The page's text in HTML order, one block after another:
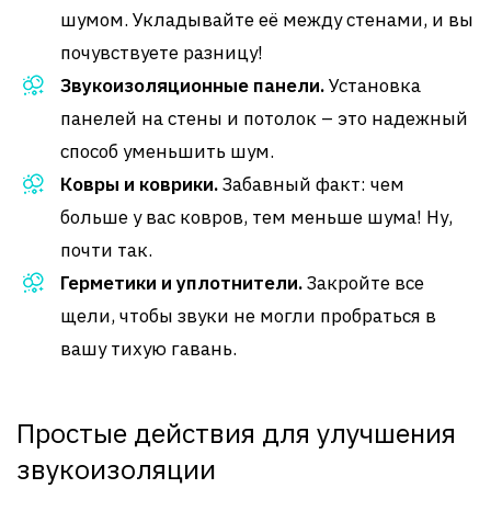
шумом. Укладывайте её между стенами, и вы
почувствуете разницу!
Звукоизоляционные панели.Установка
панелей на стены и потолок – это надежный
способ уменьшить шум.
Ковры и коврики.Забавный факт: чем
больше у вас ковров, тем меньше шума! Ну,
почти так.
Герметики и уплотнители.Закройте все
щели, чтобы звуки не могли пробраться в
вашу тихую гавань.
Простые действия для улучшения
звукоизоляции